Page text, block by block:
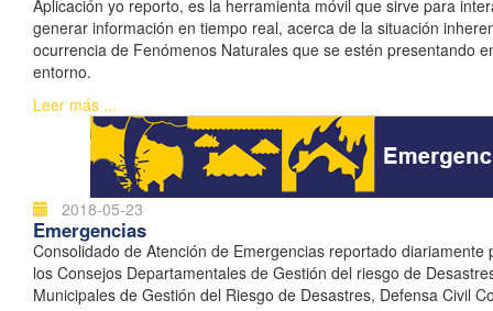
Aplicación yo reporto, es la herramienta móvil que sirve para
generar información en tiempo real, acerca de la situación
ocurrencia de Fenómenos Naturales que se estén presentando
entorno.
Leer más ...
2018-05-23
Emergencias
Consolidado de Atención de Emergencias reportado diariamente
los Consejos Departamentales de Gestión del riesgo de
Municipales de Gestión del Riesgo de Desastres, Defensa Civil